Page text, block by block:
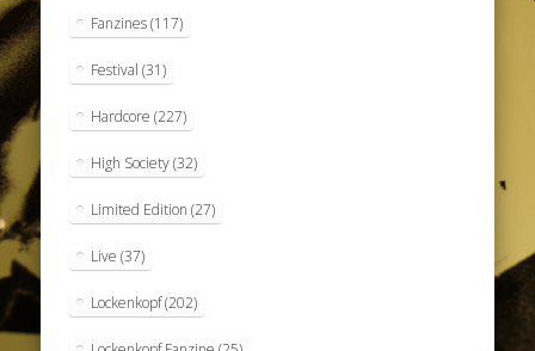
Fanzines(117)
Festival (31)
Hardcore (227)
High Society(32)
Limited Edition (27)
Live (37)
Lockenkopf(202)